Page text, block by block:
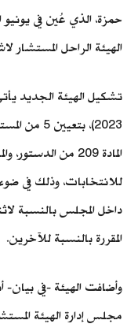
حمزة، الذي عُين في يونيو
الهيئة الراحل المستشار لاشين
2023)،
للانتخابات، وذلك في ضوء
داخل المجلس بالنسبة
المقررة بالنسبة للآخرين.
وأضافت الهيئة -في
مجلس إدارة الهيئة